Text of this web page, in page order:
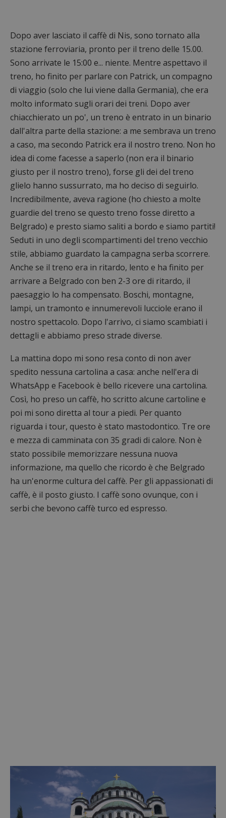
Dopo aver lasciato il caffè di Nis, sono tornato alla
stazione ferroviaria, pronto per il treno delle 15.00.
Sono arrivate le 15:00 e... niente. Mentre aspettavo il
treno, ho finito per parlare con Patrick, un compagno
di viaggio (solo che lui viene dalla Germania), che era
molto informato sugli orari dei treni. Dopo aver
chiacchierato un po', un treno è entrato in un binario
dall'altra parte della stazione: a me sembrava un treno
a caso, ma secondo Patrick era il nostro treno. Non ho
idea di come facesse a saperlo (non era il binario
giusto per il nostro treno), forse gli dei del treno
glielo hanno sussurrato, ma ho deciso di seguirlo.
Incredibilmente, aveva ragione (ho chiesto a molte
guardie del treno se questo treno fosse diretto a
Belgrado) e presto siamo saliti a bordo e siamo partiti!
Seduti in uno degli scompartimenti del treno vecchio
stile, abbiamo guardato la campagna serba scorrere.
Anche se il treno era in ritardo, lento e ha finito per
arrivare a Belgrado con ben 2-3 ore di ritardo, il
paesaggio lo ha compensato. Boschi, montagne,
lampi, un tramonto e innumerevoli lucciole erano il
nostro spettacolo. Dopo l'arrivo, ci siamo scambiati i
dettagli e abbiamo preso strade diverse.
La mattina dopo mi sono resa conto di non aver
spedito nessuna cartolina a casa: anche nell'era di
WhatsApp e Facebook è bello ricevere una cartolina.
Così, ho preso un caffè, ho scritto alcune cartoline e
poi mi sono diretta al tour a piedi. Per quanto
riguarda i tour, questo è stato mastodontico. Tre ore
e mezza di camminata con 35 gradi di calore. Non è
stato possibile memorizzare nessuna nuova
informazione, ma quello che ricordo è che Belgrado
ha un'enorme cultura del caffè. Per gli appassionati di
caffè, è il posto giusto. I caffè sono ovunque, con i
serbi che bevono caffè turco ed espresso.